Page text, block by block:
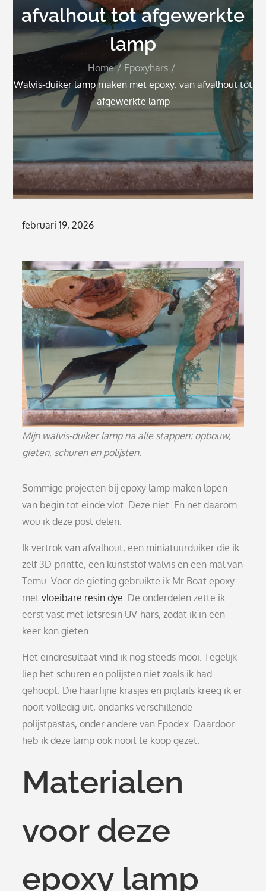
afvalhout tot afgewerkte
lamp
Home
Epoxyhars
Walvis-duiker lamp maken met epoxy: van afvalhout tot
afgewerkte lamp
Posted
februari 19, 2026
Mijn walvis-duiker lamp na alle stappen: opbouw,
gieten, schuren en polijsten.
Sommige projecten bij epoxy lamp maken lopen
van begin tot einde vlot. Deze niet. En net daarom
wou ik deze post delen.
Ik vertrok van afvalhout, een miniatuurduiker die ik
zelf 3D-printte, een kunststof walvis en een mal van
Temu. Voor de gieting gebruikte ik Mr Boat epoxy
metvloeibare resin dye. De onderdelen zette ik
eerst vast met letsresin UV-hars, zodat ik in een
keer kon gieten.
Het eindresultaat vind ik nog steeds mooi. Tegelijk
liep het schuren en polijsten niet zoals ik had
gehoopt. Die haarfijne krasjes en pigtails kreeg ik er
nooit volledig uit, ondanks verschillende
polijstpastas, onder andere van Epodex. Daardoor
heb ik deze lamp ook nooit te koop gezet.
Materialen
voor deze
epoxy lamp